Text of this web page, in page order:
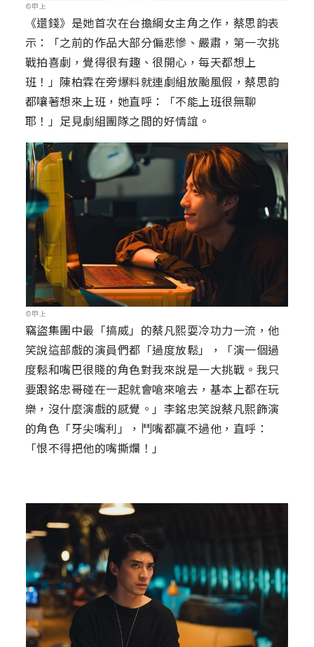
©甲上
《還錢》是她首次在台擔綱女主角之作，蔡思韵表
示：「之前的作品大部分偏悲慘、嚴肅，第一次挑
戰拍喜劇，覺得很有趣、很開心，每天都想上
班！」陳柏霖在旁爆料就連劇組放颱風假，蔡思韵
都嚷著想來上班，她直呼：「不能上班很無聊
耶！」足見劇組團隊之間的好情誼。
©甲上
竊盜集團中最「搞威」的蔡凡熙耍冷功力一流，他
笑說這部戲的演員們都「過度放鬆」，「演一個過
度鬆和嘴巴很賤的角色對我來說是一大挑戰。我只
要跟銘忠哥碰在一起就會嗆來嗆去，基本上都在玩
樂，沒什麼演戲的感覺。」李銘忠笑說蔡凡熙飾演
的角色「牙尖嘴利」，鬥嘴都贏不過他，直呼：
「恨不得把他的嘴撕爛！」